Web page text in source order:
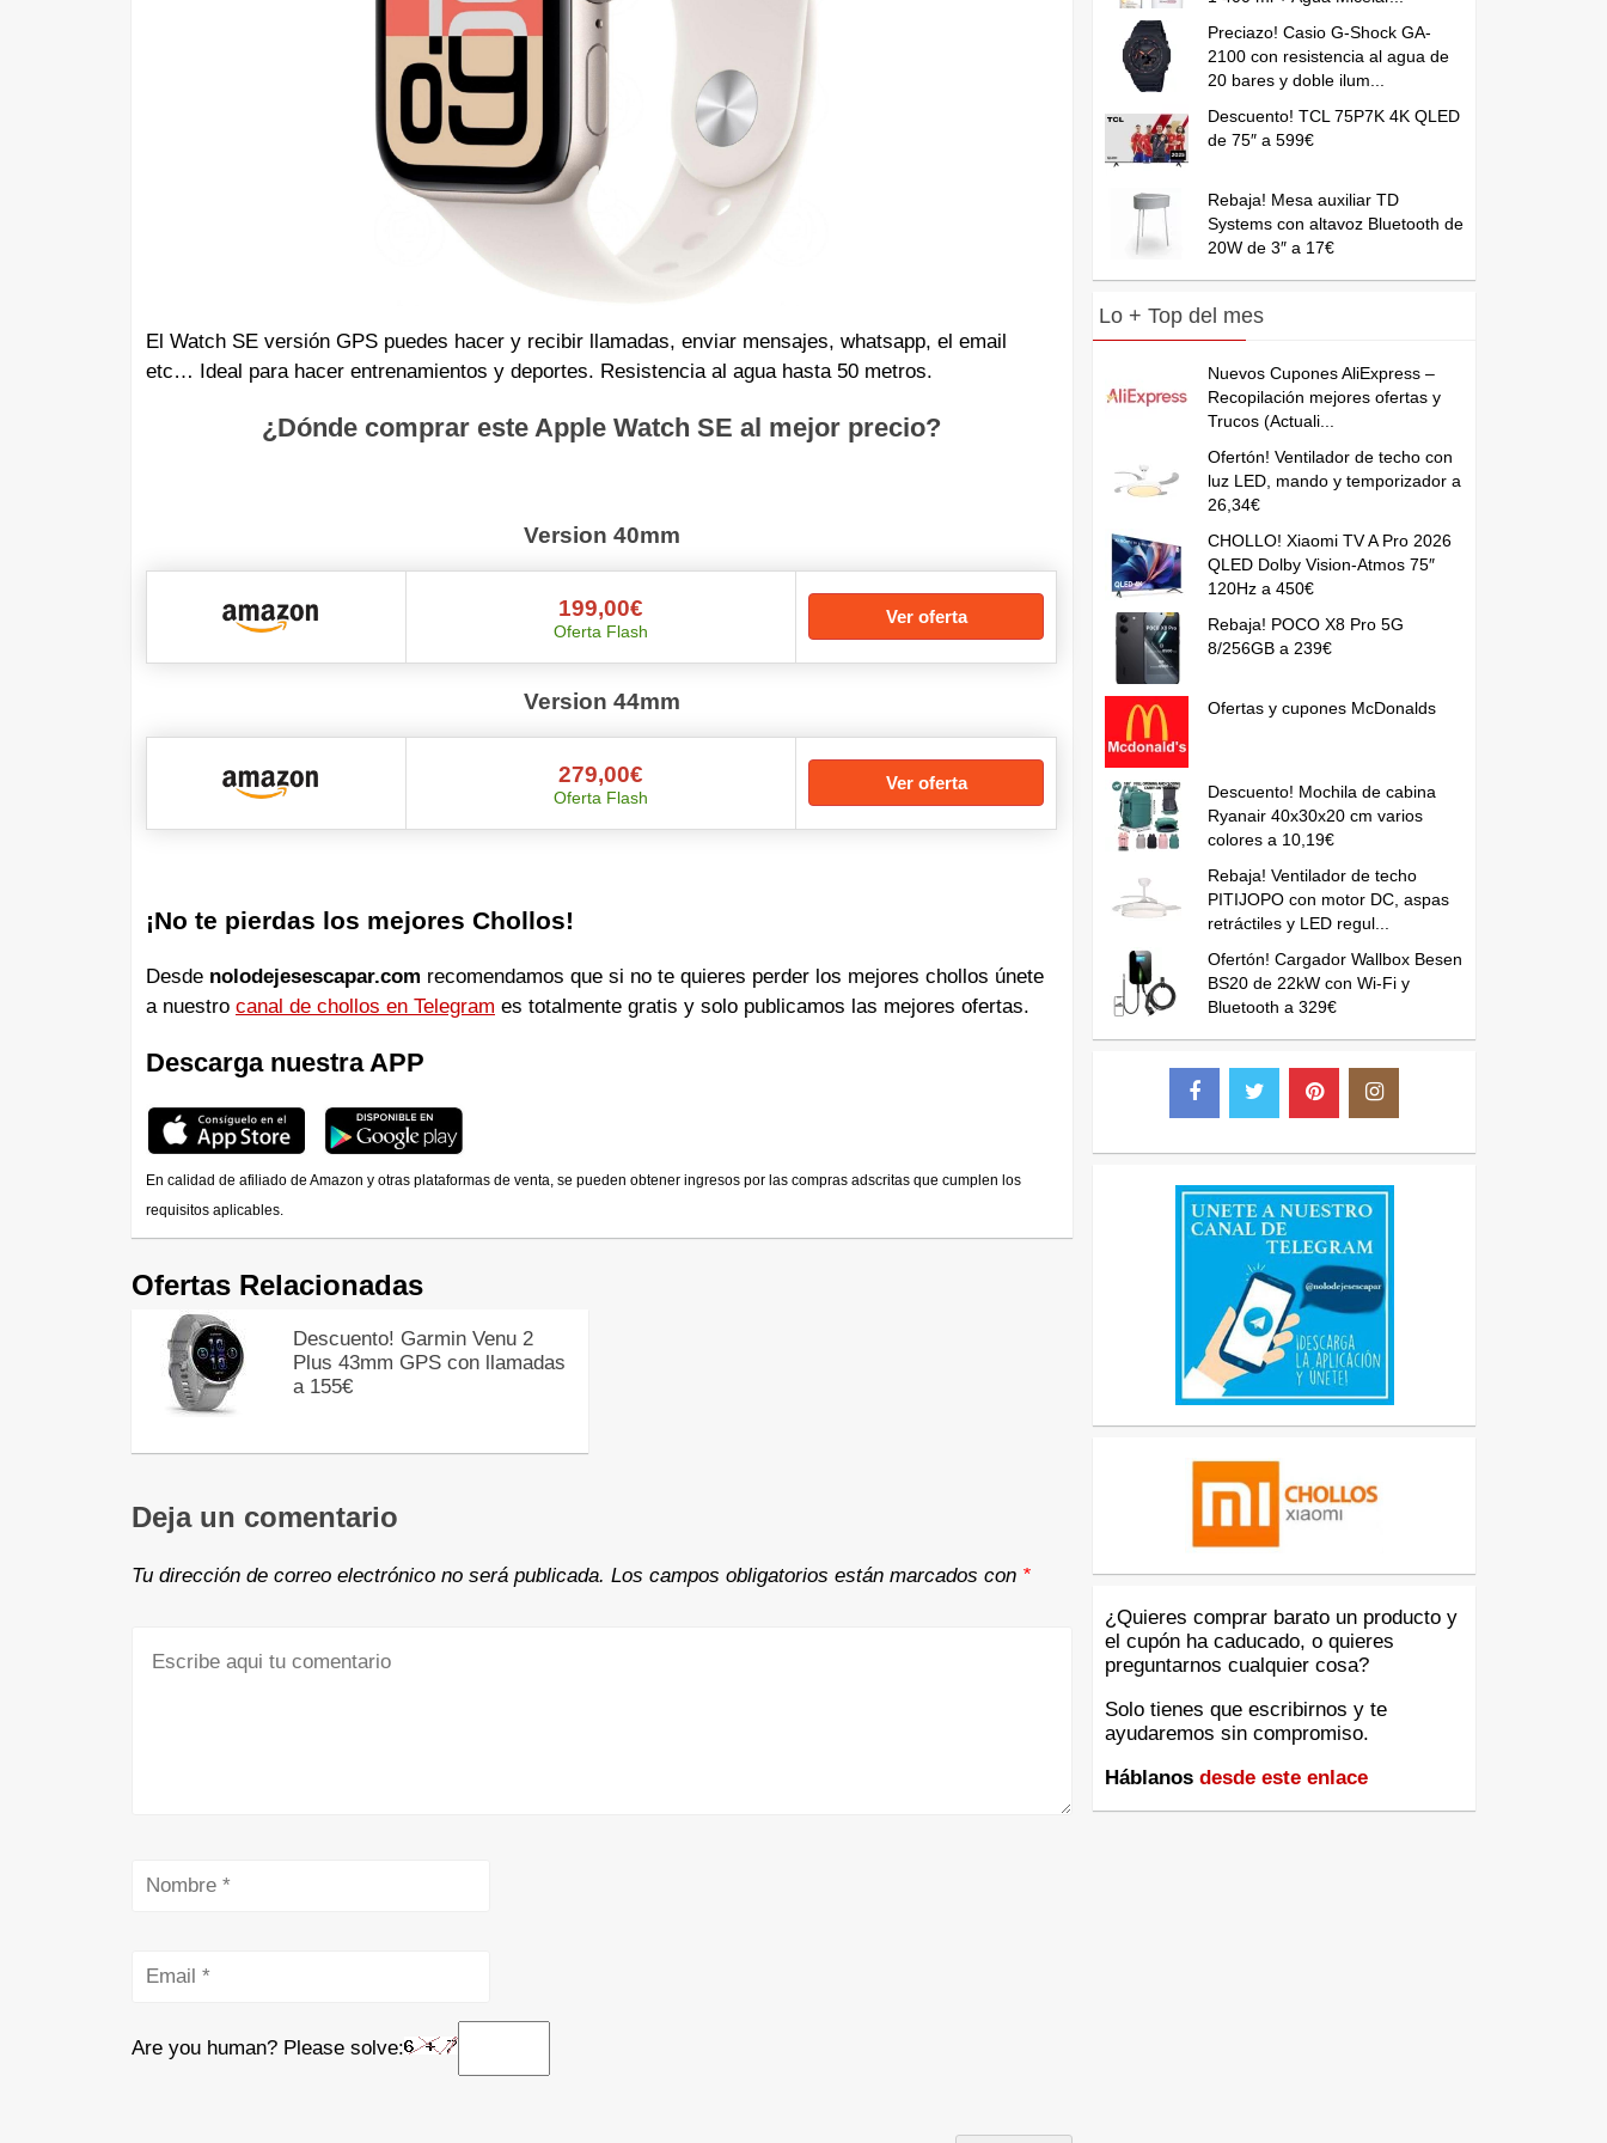
El Watch SE versión GPS puedes hacer y recibir llamadas, enviar mensajes, whatsapp, el email
etc… Ideal para hacer entrenamientos y deportes. Resistencia al agua hasta 50 metros.
¿Dónde comprar este Apple Watch SE al mejor precio?
Version 40mm
199,00€
Oferta Flash
Ver oferta
Version 44mm
279,00€
Oferta Flash
Ver oferta
¡No te pierdas los mejores Chollos!
Desde nolodejesescapar.com recomendamos que si no te quieres perder los mejores chollos únete
a nuestro canal de chollos en Telegram es totalmente gratis y solo publicamos las mejores ofertas.
Descarga nuestra APP
En calidad de afiliado de Amazon y otras plataformas de venta, se pueden obtener ingresos por las compras adscritas que cumplen los
requisitos aplicables.
Ofertas Relacionadas
Descuento! Garmin Venu 2
Plus 43mm GPS con llamadas
a 155€
Deja un comentario
Tu dirección de correo electrónico no será publicada. Los campos obligatorios están marcados con *
Are you human? Please solve:
Preciazo! Casio G-Shock GA-
2100 con resistencia al agua de
20 bares y doble ilum...
Descuento! TCL 75P7K 4K QLED
de 75″ a 599€
Rebaja! Mesa auxiliar TD
Systems con altavoz Bluetooth de
20W de 3″ a 17€
Lo + Top del mes
Nuevos Cupones AliExpress –
Recopilación mejores ofertas y
Trucos (Actuali...
Ofertón! Ventilador de techo con
luz LED, mando y temporizador a
26,34€
CHOLLO! Xiaomi TV A Pro 2026
QLED Dolby Vision-Atmos 75″
120Hz a 450€
Rebaja! POCO X8 Pro 5G
8/256GB a 239€
Ofertas y cupones McDonalds
Descuento! Mochila de cabina
Ryanair 40x30x20 cm varios
colores a 10,19€
Rebaja! Ventilador de techo
PITIJOPO con motor DC, aspas
retráctiles y LED regul...
Ofertón! Cargador Wallbox Besen
BS20 de 22kW con Wi-Fi y
Bluetooth a 329€
¿Quieres comprar barato un producto y
el cupón ha caducado, o quieres
preguntarnos cualquier cosa?
Solo tienes que escribirnos y te
ayudaremos sin compromiso.
Háblanos desde este enlace